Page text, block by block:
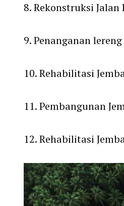
8. Rekonstruksi
9. Penanganan
10. Rehabilitasi
11. Pembangunan
12. Rehabilitasi